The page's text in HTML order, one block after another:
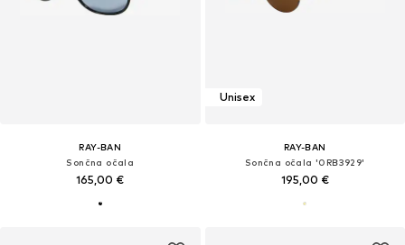
RAY-BAN
Sončna očala
165,00 €
Unisex
RAY-BAN
Sončna očala '0RB3929'
195,00 €